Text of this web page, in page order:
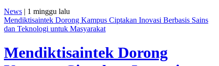
News | 1 minggu lalu
Mendiktisaintek Dorong Kampus Ciptakan Inovasi Berbasis Sains
dan Teknologi untuk Masyarakat
Mendiktisaintek Dorong